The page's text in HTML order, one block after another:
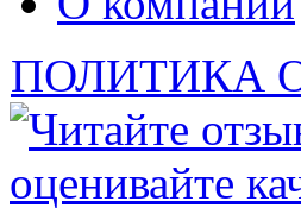
ПОЛИТИКА